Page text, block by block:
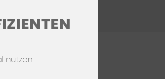
nutzen